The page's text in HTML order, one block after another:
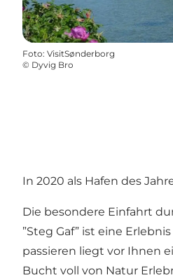
Foto: VisitSønderborg
© Dyvig Bro
In 2020 als Hafen des
Die besondere Einfahrt
”Steg Gaf” ist eine
passieren liegt vor Ihnen
Bucht voll von Natur